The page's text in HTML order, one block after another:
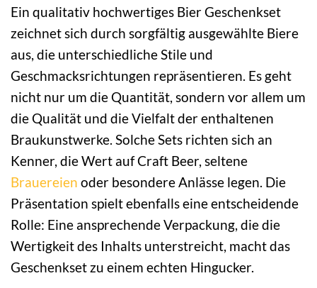
Ein qualitativ hochwertiges Bier Geschenkset
zeichnet sich durch sorgfältig ausgewählte Biere
aus, die unterschiedliche Stile und
Geschmacksrichtungen repräsentieren. Es geht
nicht nur um die Quantität, sondern vor allem um
die Qualität und die Vielfalt der enthaltenen
Braukunstwerke. Solche Sets richten sich an
Kenner, die Wert auf Craft Beer, seltene
Brauereien oder besondere Anlässe legen. Die
Präsentation spielt ebenfalls eine entscheidende
Rolle: Eine ansprechende Verpackung, die die
Wertigkeit des Inhalts unterstreicht, macht das
Geschenkset zu einem echten Hingucker.